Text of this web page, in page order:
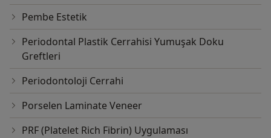
Pembe Estetik
Periodontal Plastik Cerrahisi Yumuşak Doku
Greftleri
Periodontoloji Cerrahi
Porselen Laminate Veneer
PRF (Platelet Rich Fibrin) Uygulaması